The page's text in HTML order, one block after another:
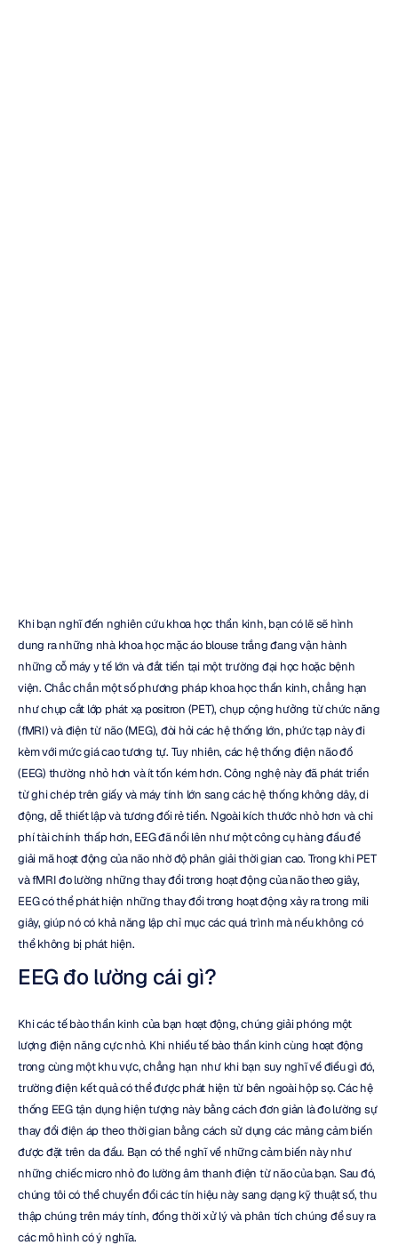
Khi bạn nghĩ đến nghiên cứu khoa học thần kinh, bạn có lẽ sẽ hình
dung ra những nhà khoa học mặc áo blouse trắng đang vận hành
những cỗ máy y tế lớn và đắt tiền tại một trường đại học hoặc bệnh
viện. Chắc chắn một số phương pháp khoa học thần kinh, chẳng hạn
như chụp cắt lớp phát xạ positron (PET), chụp cộng hưởng từ chức năng
(fMRI) và điện từ não (MEG), đòi hỏi các hệ thống lớn, phức tạp này đi
kèm với mức giá cao tương tự. Tuy nhiên, các hệ thống điện não đồ
(EEG) thường nhỏ hơn và ít tốn kém hơn. Công nghệ này đã phát triển
từ ghi chép trên giấy và máy tính lớn sang các hệ thống không dây, di
động, dễ thiết lập và tương đối rẻ tiền. Ngoài kích thước nhỏ hơn và chi
phí tài chính thấp hơn, EEG đã nổi lên như một công cụ hàng đầu để
giải mã hoạt động của não nhờ độ phân giải thời gian cao. Trong khi PET
và fMRI đo lường những thay đổi trong hoạt động của não theo giây,
EEG có thể phát hiện những thay đổi trong hoạt động xảy ra trong mili
giây, giúp nó có khả năng lập chỉ mục các quá trình mà nếu không có
thể không bị phát hiện.
EEG đo lường cái gì?
Khi các tế bào thần kinh của bạn hoạt động, chúng giải phóng một
lượng điện năng cực nhỏ. Khi nhiều tế bào thần kinh cùng hoạt động
trong cùng một khu vực, chẳng hạn như khi bạn suy nghĩ về điều gì đó,
trường điện kết quả có thể được phát hiện từ bên ngoài hộp sọ. Các hệ
thống EEG tận dụng hiện tượng này bằng cách đơn giản là đo lường sự
thay đổi điện áp theo thời gian bằng cách sử dụng các mảng cảm biến
được đặt trên da đầu. Bạn có thể nghĩ về những cảm biến này như
những chiếc micro nhỏ đo lường âm thanh điện từ não của bạn. Sau đó,
chúng tôi có thể chuyển đổi các tín hiệu này sang dạng kỹ thuật số, thu
thập chúng trên máy tính, đồng thời xử lý và phân tích chúng để suy ra
các mô hình có ý nghĩa.